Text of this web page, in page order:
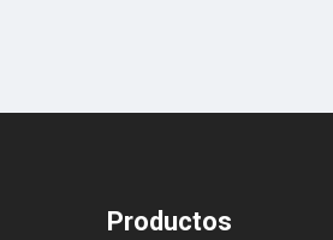
Productos